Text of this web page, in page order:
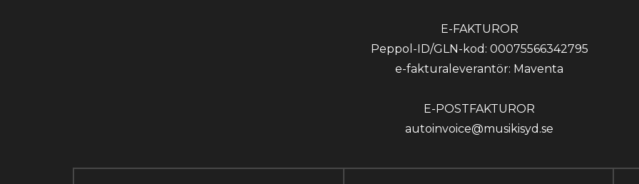
E-FAKTUROR
Peppol-ID/GLN-kod: 00075566342795
e-fakturaleverantör: Maventa
E-POSTFAKTUROR
autoinvoice@musikisyd.se